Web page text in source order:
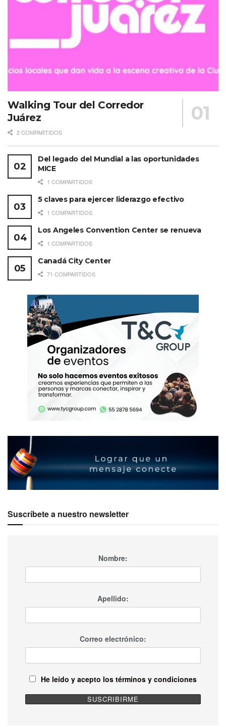
Walking Tour del Corredor
Juárez
2 COMPARTIDOS
Del legado del Mundial a las oportunidades
MICE
1 COMPARTIDOS
5 claves para ejercer liderazgo efectivo
1 COMPARTIDOS
Los Angeles Convention Center se renueva
1 COMPARTIDOS
Canadá City Center
71 COMPARTIDOS
Suscríbete a nuestro newsletter
Nombre:
Apellido:
Correo electrónico:
He leído y acepto los términos y condiciones